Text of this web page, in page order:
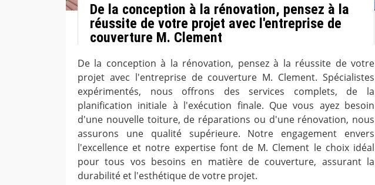
De la conception à la rénovation, pensez à la
réussite de votre projet avec l'entreprise de
couverture M. Clement
De la conception à la rénovation, pensez à la réussite de votre
projet avec l'entreprise de couverture M. Clement. Spécialistes
expérimentés, nous offrons des services complets, de la
planification initiale à l'exécution finale. Que vous ayez besoin
d'une nouvelle toiture, de réparations ou d'une rénovation, nous
assurons une qualité supérieure. Notre engagement envers
l'excellence et notre expertise font de M. Clement le choix idéal
pour tous vos besoins en matière de couverture, assurant la
durabilité et l'esthétique de votre projet.